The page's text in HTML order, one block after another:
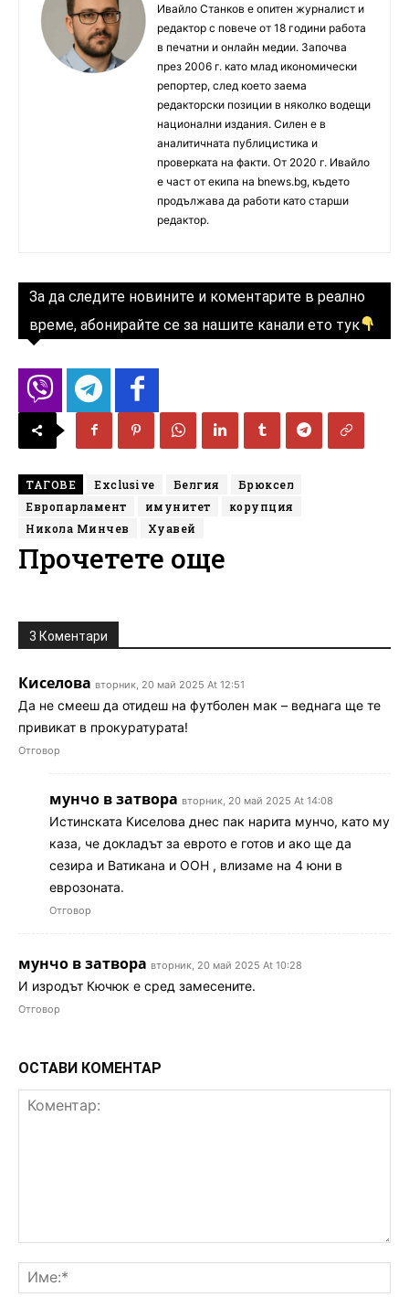
Ивайло Станков е опитен журналист и
редактор с повече от 18 години работа
в печатни и онлайн медии. Започва
през 2006 г. като млад икономически
репортер, след което заема
редакторски позиции в няколко водещи
национални издания. Силен е в
аналитичната публицистика и
проверката на факти. От 2020 г. Ивайло
е част от екипа на bnews.bg, където
продължава да работи като старши
редактор.
За да следите новините и коментарите в реално
време, абонирайте се за нашите канали ето тук
ТАГОВЕ Exclusive Белгия
Брюксел
Европарламент
имунитет
корупция
Никола Минчев
Хуавей
Прочетете още
3 Коментари
Киселова вторник, 20 май 2025 At 12:51
Да не смееш да отидеш на футболен мак – веднага ще те
привикат в прокуратурата!
Отговор
мунчо в затвора вторник, 20 май 2025 At 14:08
Истинската Киселова днес пак нарита мунчо, като му
каза, че докладът за еврото е готов и ако ще да
сезира и Ватикана и ООН , влизаме на 4 юни в
еврозоната.
Отговор
мунчо в затвора вторник, 20 май 2025 At 10:28
И изродът Кючюк е сред замесените.
Отговор
ОСТАВИ КОМЕНТАР